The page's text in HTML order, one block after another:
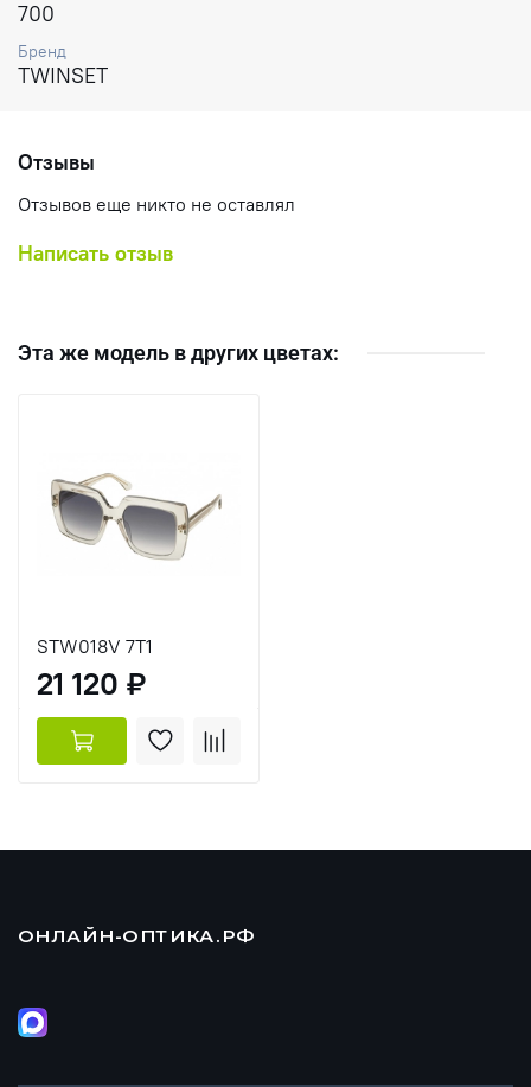
700
Бренд
TWINSET
Отзывы
Отзывов еще никто не оставлял
Написать отзыв
Эта же модель в других цветах:
STW018V 7T1
21 120 ₽
ОНЛАЙН-ОПТИКА.РФ